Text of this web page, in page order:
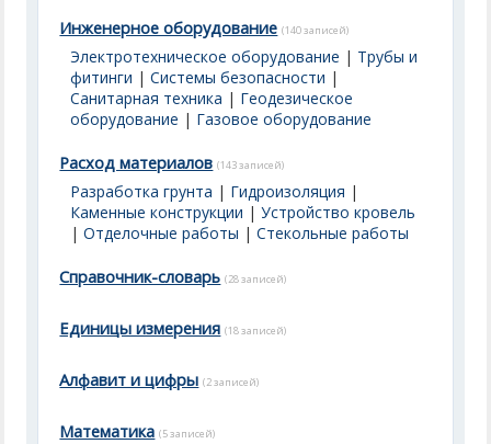
Инженерное оборудование (140 записей)
Электротехническое оборудование | Трубы и
фитинги |Системы безопасности |
Санитарная техника | Геодезическое
оборудование | Газовое оборудование
Расход материалов (143 записей)
Разработка грунта | Гидроизоляция |
Каменные конструкции |Устройство кровель
|Отделочные работы |Стекольные работы
Справочник-словарь (28 записей)
Единицы измерения (18 записей)
Алфавит и цифры (2 записей)
Математика (5 записей)